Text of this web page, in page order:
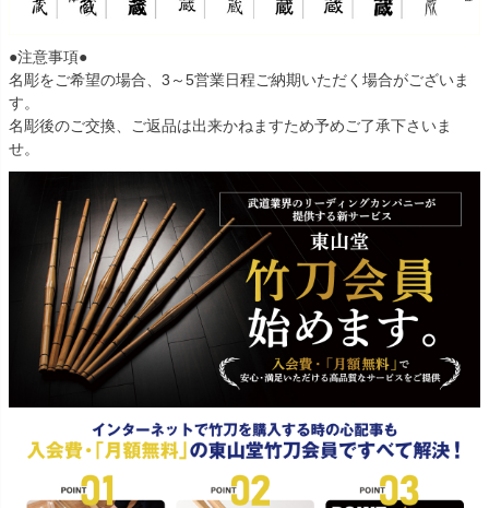
●注意事項●
名彫をご希望の場合、3～5営業日程ご納期いただく場合がございま
す。
名彫後のご交換、ご返品は出来かねますため予めご了承下さいま
せ。